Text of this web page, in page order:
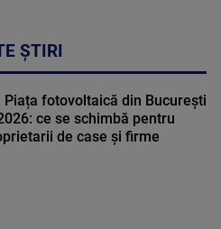
ȘTIRI
Piața fotovoltaică din București
ce se schimbă pentru
de case și firme